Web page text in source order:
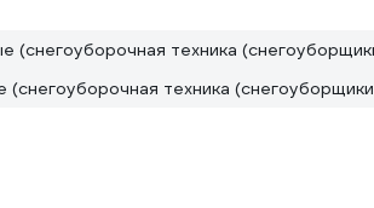
(снегоуборочная техника
техника